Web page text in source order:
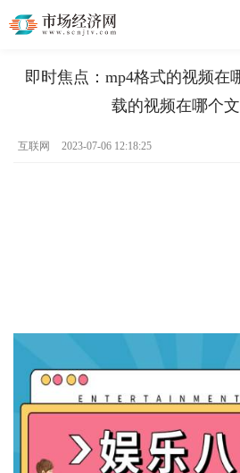
即时焦点：mp4格式的视频在
载的视频在哪个文
互联网 2023-07-06 12:18:25